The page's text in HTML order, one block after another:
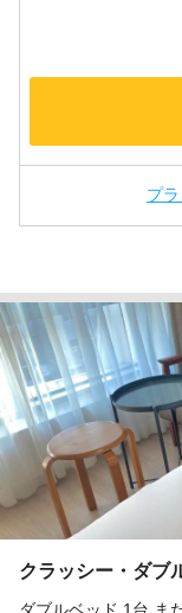
プ
クラッシー・ダブ